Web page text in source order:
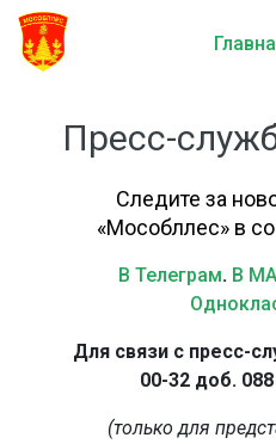
Пресс-
Следите за
«Мособллес» в
В Телеграм. В
Для связи с пресс-
00-32 доб.
(только для